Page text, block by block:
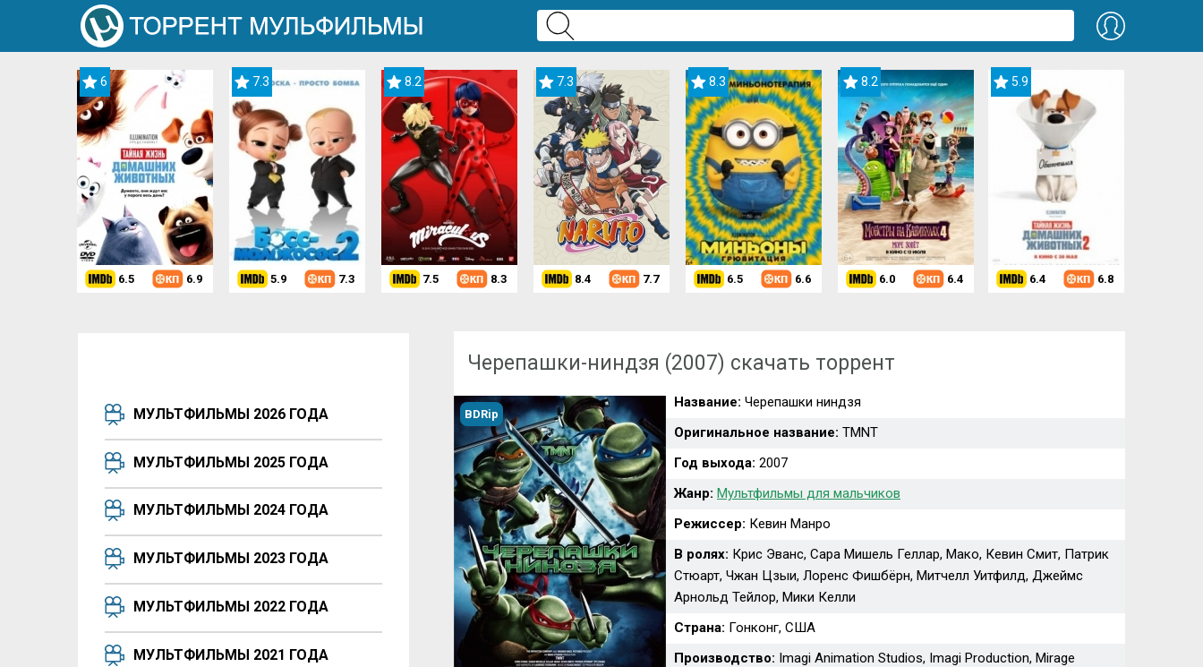
6
6.5 6.9
7.3
5.9 7.3
8.2
7.5 8.3
7.3
8.4 7.7
8.3
6.5 6.6
8.2
6.0 6.4
5.9
6.4 6.8
МУЛЬТФИЛЬМЫ 2026 ГОДА
МУЛЬТФИЛЬМЫ 2025 ГОДА
МУЛЬТФИЛЬМЫ 2024 ГОДА
МУЛЬТФИЛЬМЫ 2023 ГОДА
МУЛЬТФИЛЬМЫ 2022 ГОДА
МУЛЬТФИЛЬМЫ 2021 ГОДА
Черепашки-ниндзя (2007) скачать торрент
BDRip
Название: Черепашки ниндзя
Оригинальное название: TMNT
Год выхода: 2007
Жанр: Мультфильмы для мальчиков
Режиссер: Кевин Манро
В ролях: Крис Эванс, Сара Мишель Геллар, Мако, Кевин Смит, Патрик
Стюарт, Чжан Цзыи, Лоренс Фишбёрн, Митчелл Уитфилд, Джеймс
Арнольд Тейлор, Мики Келли
Страна: Гонконг, США
Производство: Imagi Animation Studios, Imagi Production, Mirage